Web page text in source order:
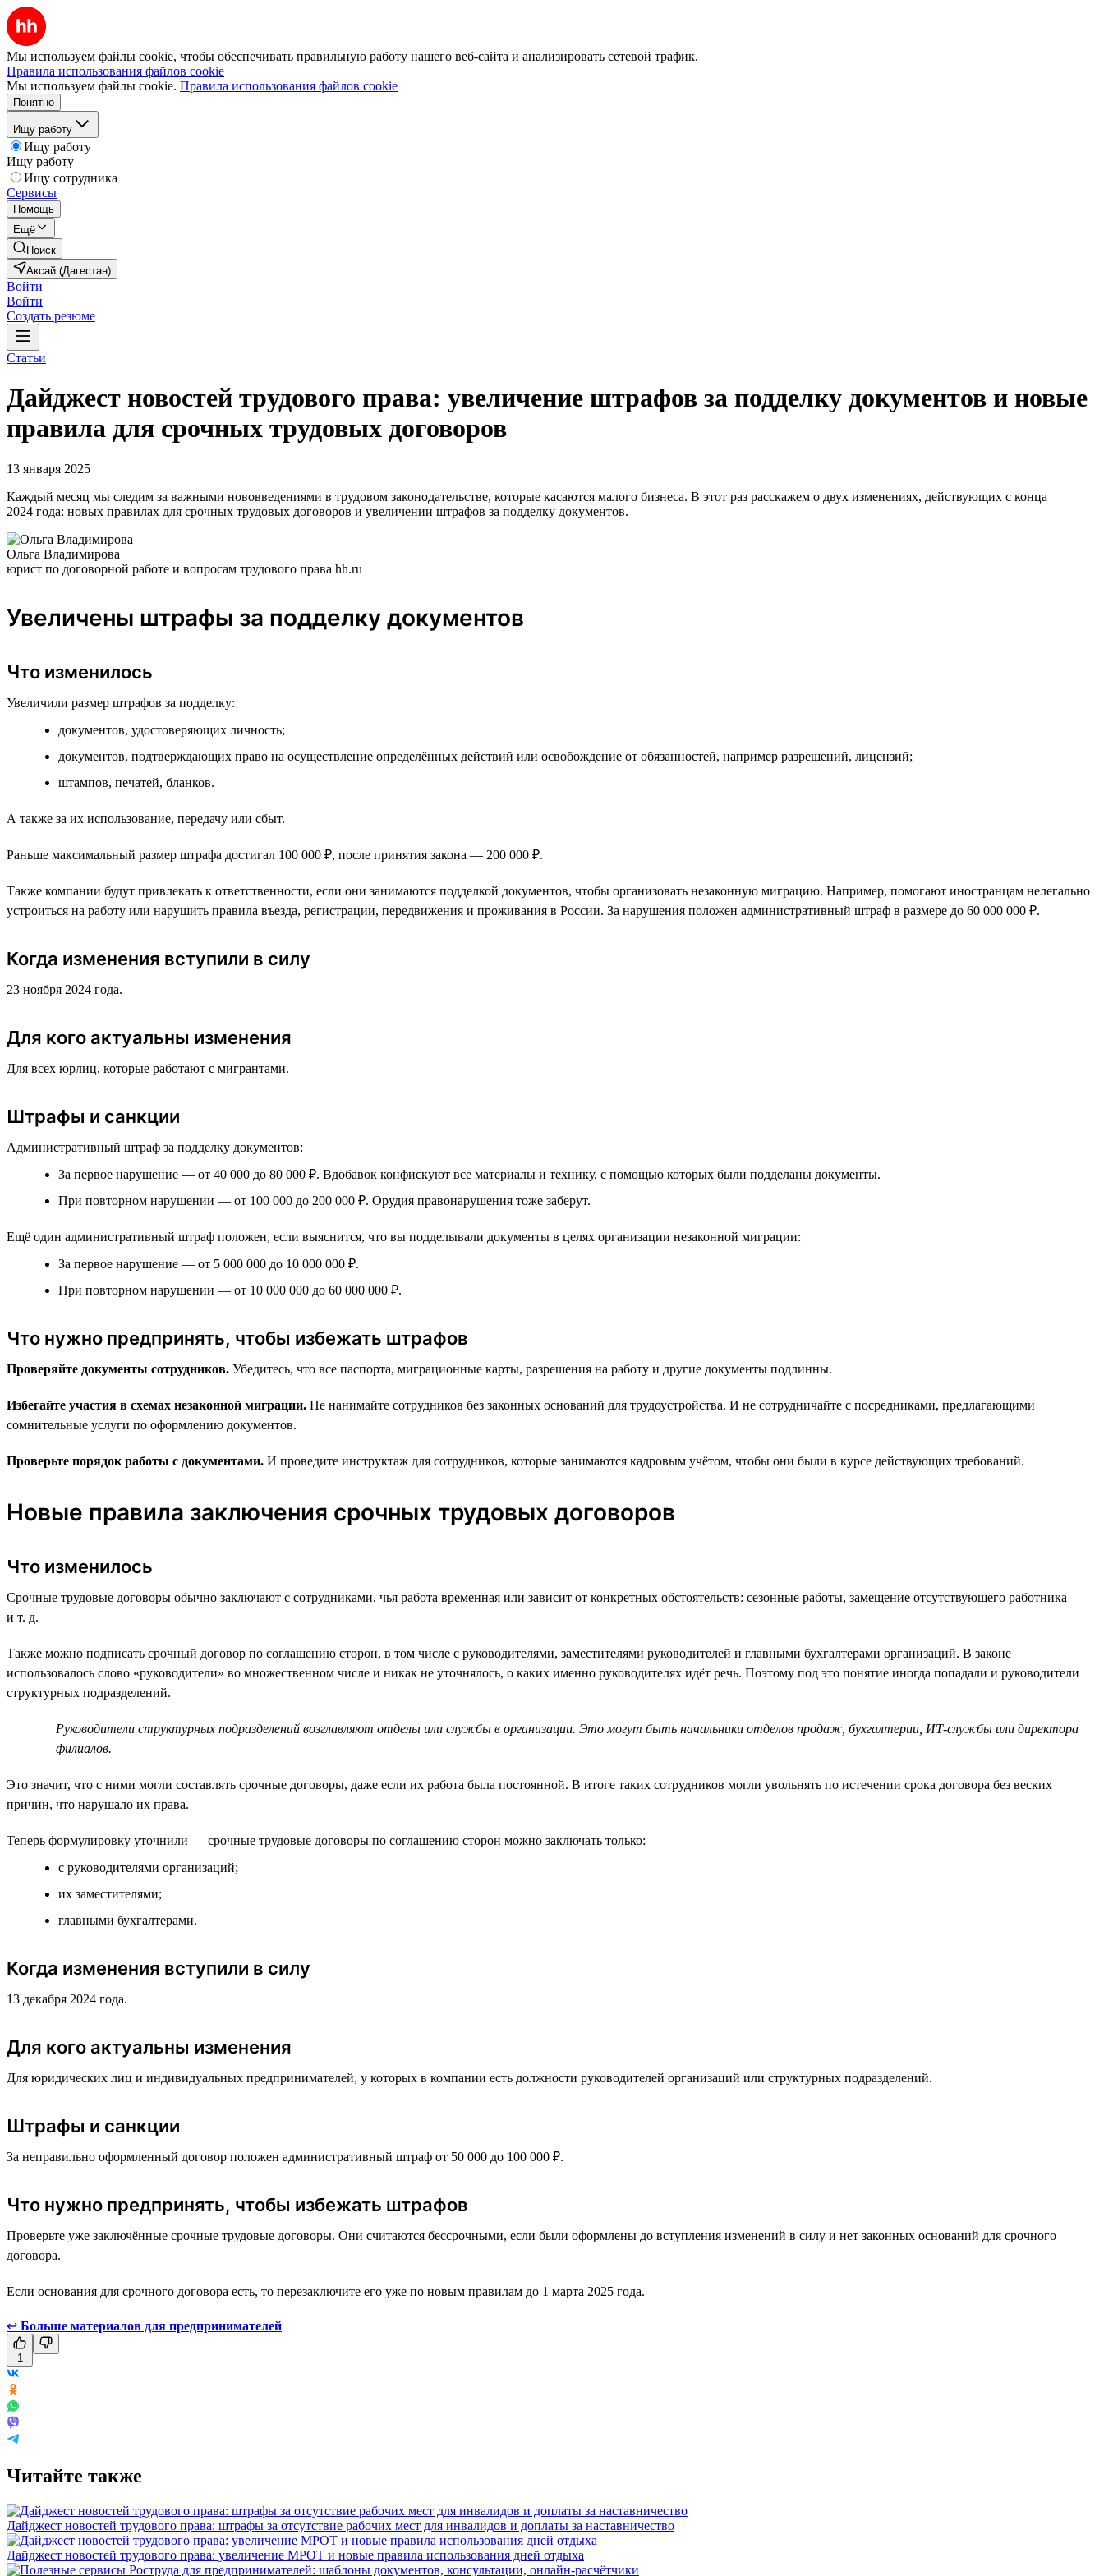
Мы используем файлы cookie, чтобы обеспечивать правильную работу нашего веб-сайта и анализировать сетевой трафик.
Правила использования файлов cookie
Мы используем файлы cookie. Правила использования файлов cookie
Понятно
Ищу работу
Ищу работу
Ищу работу
Ищу сотрудника
Сервисы
Помощь
Ещё
Поиск
Аксай (Дагестан)
Войти
Войти
Создать резюме
Статьи
Дайджест новостей трудового права: увеличение штрафов за подделку документов и новые
правила для срочных трудовых договоров
13 января 2025
Каждый месяц мы следим за важными нововведениями в трудовом законодательстве, которые касаются малого бизнеса. В этот раз расскажем о двух изменениях, действующих с конца
2024 года: новых правилах для срочных трудовых договоров и увеличении штрафов за подделку документов.
Ольга Владимирова
юрист по договорной работе и вопросам трудового права hh.ru
Увеличены штрафы за подделку документов
Что изменилось
Увеличили размер штрафов за подделку:
документов, удостоверяющих личность;
документов, подтверждающих право на осуществление определённых действий или освобождение от обязанностей, например разрешений, лицензий;
штампов, печатей, бланков.
А также за их использование, передачу или сбыт.
Раньше максимальный размер штрафа достигал 100 000 ₽, после принятия закона — 200 000 ₽.
Также компании будут привлекать к ответственности, если они занимаются подделкой документов, чтобы организовать незаконную миграцию. Например, помогают иностранцам нелегально
устроиться на работу или нарушить правила въезда, регистрации, передвижения и проживания в России. За нарушения положен административный штраф в размере до 60 000 000 ₽.
Когда изменения вступили в силу
23 ноября 2024 года.
Для кого актуальны изменения
Для всех юрлиц, которые работают с мигрантами.
Штрафы и санкции
Административный штраф за подделку документов:
За первое нарушение — от 40 000 до 80 000 ₽. Вдобавок конфискуют все материалы и технику, с помощью которых были подделаны документы.
При повторном нарушении — от 100 000 до 200 000 ₽. Орудия правонарушения тоже заберут.
Ещё один административный штраф положен, если выяснится, что вы подделывали документы в целях организации незаконной миграции:
За первое нарушение — от 5 000 000 до 10 000 000 ₽.
При повторном нарушении — от 10 000 000 до 60 000 000 ₽.
Что нужно предпринять, чтобы избежать штрафов
Проверяйте документы сотрудников. Убедитесь, что все паспорта, миграционные карты, разрешения на работу и другие документы подлинны.
Избегайте участия в схемах незаконной миграции. Не нанимайте сотрудников без законных оснований для трудоустройства. И не сотрудничайте с посредниками, предлагающими
сомнительные услуги по оформлению документов.
Проверьте порядок работы с документами. И проведите инструктаж для сотрудников, которые занимаются кадровым учётом, чтобы они были в курсе действующих требований.
Новые правила заключения срочных трудовых договоров
Что изменилось
Срочные трудовые договоры обычно заключают с сотрудниками, чья работа временная или зависит от конкретных обстоятельств: сезонные работы, замещение отсутствующего работника
и т. д.
Также можно подписать срочный договор по соглашению сторон, в том числе с руководителями, заместителями руководителей и главными бухгалтерами организаций. В законе
использовалось слово «руководители» во множественном числе и никак не уточнялось, о каких именно руководителях идёт речь. Поэтому под это понятие иногда попадали и руководители
структурных подразделений.
Руководители структурных подразделений возглавляют отделы или службы в организации. Это могут быть начальники отделов продаж, бухгалтерии, ИТ-службы или директора
филиалов.
Это значит, что с ними могли составлять срочные договоры, даже если их работа была постоянной. В итоге таких сотрудников могли увольнять по истечении срока договора без веских
причин, что нарушало их права.
Теперь формулировку уточнили — срочные трудовые договоры по соглашению сторон можно заключать только:
с руководителями организаций;
их заместителями;
главными бухгалтерами.
Когда изменения вступили в силу
13 декабря 2024 года.
Для кого актуальны изменения
Для юридических лиц и индивидуальных предпринимателей, у которых в компании есть должности руководителей организаций или структурных подразделений.
Штрафы и санкции
За неправильно оформленный договор положен административный штраф от 50 000 до 100 000 ₽.
Что нужно предпринять, чтобы избежать штрафов
Проверьте уже заключённые срочные трудовые договоры. Они считаются бессрочными, если были оформлены до вступления изменений в силу и нет законных оснований для срочного
договора.
Если основания для срочного договора есть, то перезаключите его уже по новым правилам до 1 марта 2025 года.
↩ Больше материалов для предпринимателей
1
Читайте также
Дайджест новостей трудового права: штрафы за отсутствие рабочих мест для инвалидов и доплаты за наставничество
Дайджест новостей трудового права: увеличение МРОТ и новые правила использования дней отдыха